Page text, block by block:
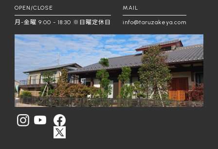
OPEN/CLOSE
月-金曜 9:00 - 18:30 ※日曜定休日
MAIL
info@taruzakeya.com